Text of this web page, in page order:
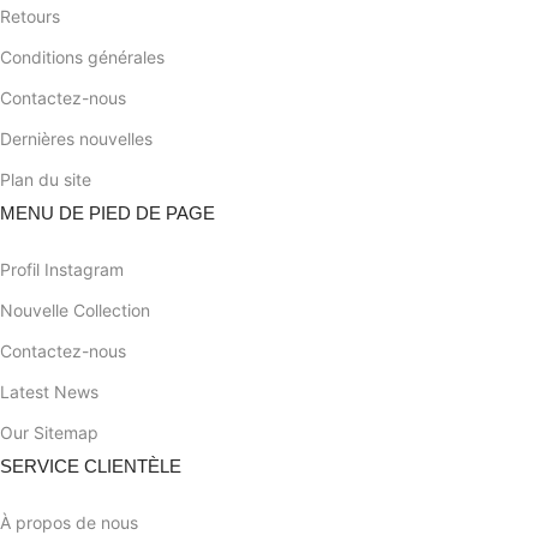
Retours
Conditions générales
Contactez-nous
Dernières nouvelles
Plan du site
MENU DE PIED DE PAGE
Profil Instagram
Nouvelle Collection
Contactez-nous
Latest News
Our Sitemap
SERVICE CLIENTÈLE
À propos de nous